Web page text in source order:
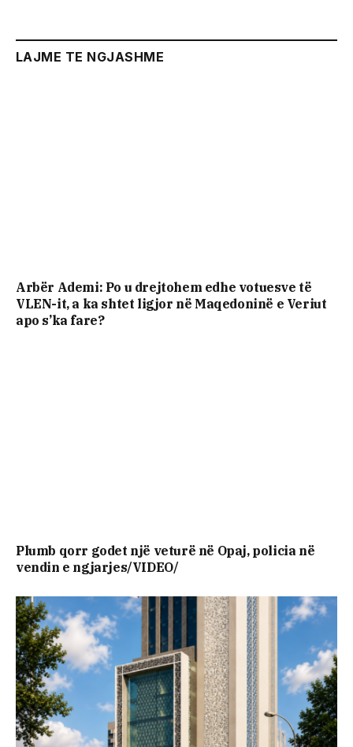
LAJME TE NGJASHME
Arbër Ademi: Po u drejtohem edhe votuesve të
VLEN-it, a ka shtet ligjor në Maqedoninë e Veriut
apo s’ka fare?
Plumb qorr godet një veturë në Opaj, policia në
vendin e ngjarjes/VIDEO/